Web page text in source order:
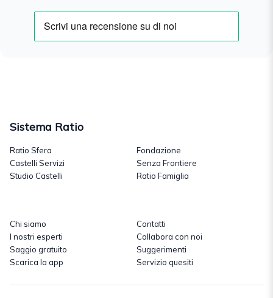
Sistema Ratio
Ratio Sfera
Castelli Servizi
Studio Castelli
Fondazione
Senza Frontiere
Ratio Famiglia
Chi siamo
I nostri esperti
Saggio gratuito
Scarica la app
Contatti
Collabora con noi
Suggerimenti
Servizio quesiti